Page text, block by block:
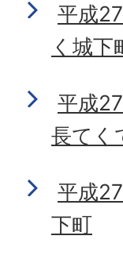
平成
く城下
平成
長てく
平成
下町